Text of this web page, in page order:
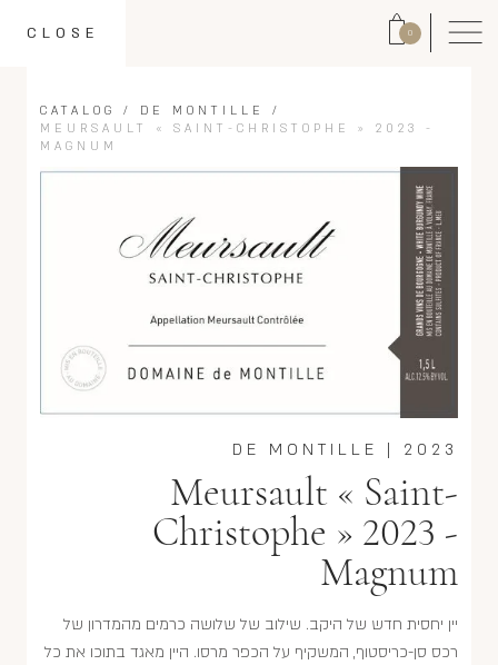
0
CLOSE
CATALOG / DE MONTILLE
/
MEURSAULT « SAINT-CHRISTOPHE » 2023 -
MAGNUM
2023
DE MONTILLE
Meursault « Saint-
Christophe » 2023 -
Magnum
יין יחסית חדש של היקב. שילוב של שלושה כרמים מהמדרון של
רכס סן-כריסטוף, המשקיף על הכפר מרסו. היין מאגד בתוכו את כל